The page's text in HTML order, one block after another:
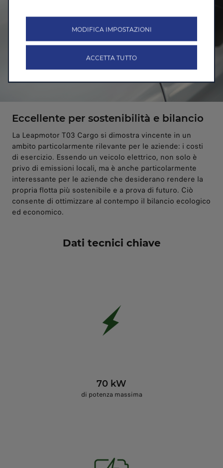
Eccellente per sostenibilità e bilancio
La Leapmotor T03 Cargo si dimostra vincente in un
ambito particolarmente rilevante per le aziende: i costi
di esercizio. Essendo un veicolo elettrico, non solo è
privo di emissioni locali, ma è anche particolarmente
interessante per le aziende che desiderano rendere la
propria flotta più sostenibile e a prova di futuro. Ciò
consente di ottimizzare al contempo il bilancio ecologico
ed economico.
Dati tecnici chiave
70 kW
di potenza massima
MODIFICA IMPOSTAZIONI
ACCETTA TUTTO